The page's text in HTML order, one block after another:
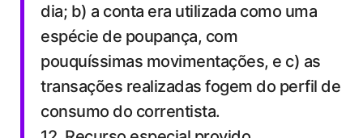
dia; b) a conta era utilizada como uma
espécie de poupança, com
pouquíssimas movimentações, e c) as
transações realizadas fogem do perfil de
consumo do correntista.